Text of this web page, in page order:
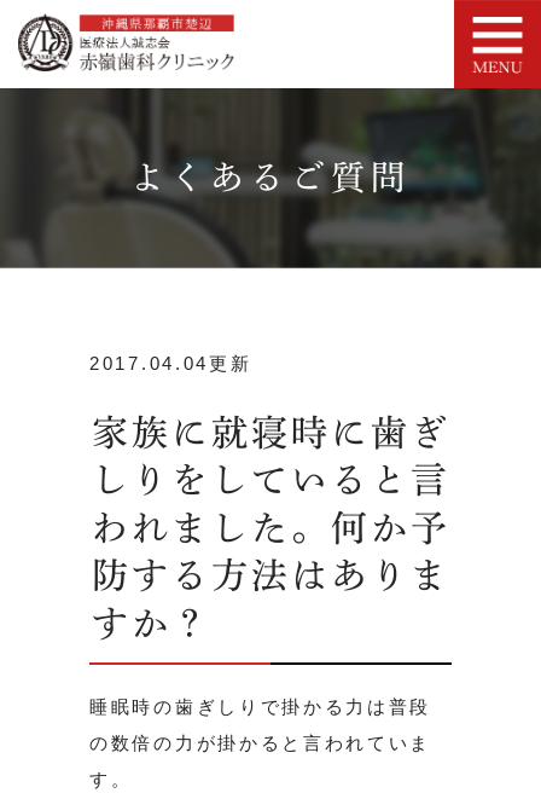
よくあるご質問
2017.04.04更新
家族に就寝時に歯ぎ
しりをしていると言
われました。何か予
防する方法はありま
すか？
睡眠時の歯ぎしりで掛かる力は普段
の数倍の力が掛かると言われていま
す。